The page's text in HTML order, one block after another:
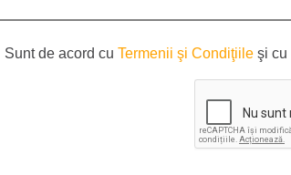
Sunt de acord cu Termenii şi Condiţiile şi cu